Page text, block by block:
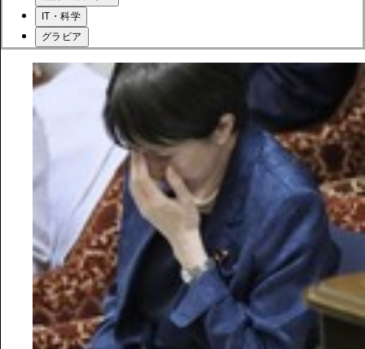
IT・科学
グラビア